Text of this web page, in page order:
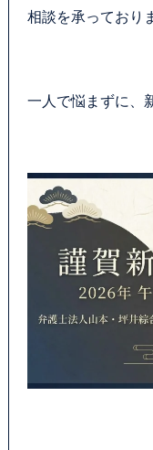
相談を承っており
一人で悩まずに、